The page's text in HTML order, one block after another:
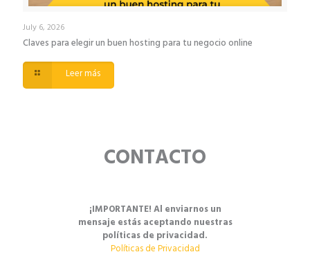
July 6, 2026
Claves para elegir un buen hosting para tu negocio online
Leer más
CONTACTO
¡IMPORTANTE! Al enviarnos un
mensaje estás aceptando nuestras
políticas de privacidad.
Políticas de Privacidad